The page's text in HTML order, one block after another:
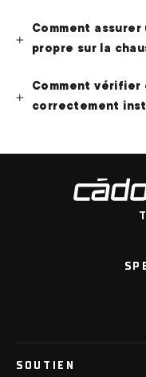
Comment
propre sur la
Comment
correctement
SOUTIEN